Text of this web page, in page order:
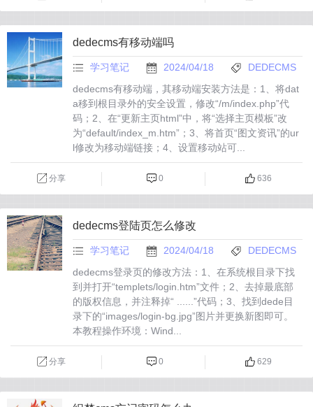
dedecms有移动端吗
学习笔记 2024/04/18
DEDECMS
dedecms有移动端，其移动端安装方法是：1、将dat
a移到根目录外的安全设置，修改“/m/index.php”代
码；2、在“更新主页html”中，将“选择主页模板”改
为“default/index_m.htm”；3、将首页“图文资讯”的ur
l修改为移动端链接；4、设置移动站可...
分享 0 636
dedecms登陆页怎么修改
学习笔记 2024/04/18
DEDECMS
dedecms登录页的修改方法：1、在系统根目录下找
到并打开“templets/login.htm”文件；2、去掉最底部
的版权信息，并注释掉“ ......”代码；3、找到dede目
录下的“images/login-bg.jpg”图片并更换新图即可。
本教程操作环境：Wind...
分享 0 629